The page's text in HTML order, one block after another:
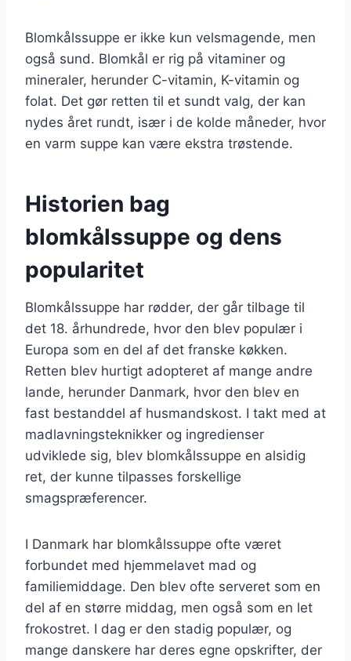
Blomkålssuppe er ikke kun velsmagende, men
også sund. Blomkål er rig på vitaminer og
mineraler, herunder C-vitamin, K-vitamin og
folat. Det gør retten til et sundt valg, der kan
nydes året rundt, især i de kolde måneder, hvor
en varm suppe kan være ekstra trøstende.
Historien bag
blomkålssuppe og dens
popularitet
Blomkålssuppe har rødder, der går tilbage til
det 18. århundrede, hvor den blev populær i
Europa som en del af det franske køkken.
Retten blev hurtigt adopteret af mange andre
lande, herunder Danmark, hvor den blev en
fast bestanddel af husmandskost. I takt med at
madlavningsteknikker og ingredienser
udviklede sig, blev blomkålssuppe en alsidig
ret, der kunne tilpasses forskellige
smagspræferencer.
I Danmark har blomkålssuppe ofte været
forbundet med hjemmelavet mad og
familiemiddage. Den blev ofte serveret som en
del af en større middag, men også som en let
frokostret. I dag er den stadig populær, og
mange danskere har deres egne opskrifter, der